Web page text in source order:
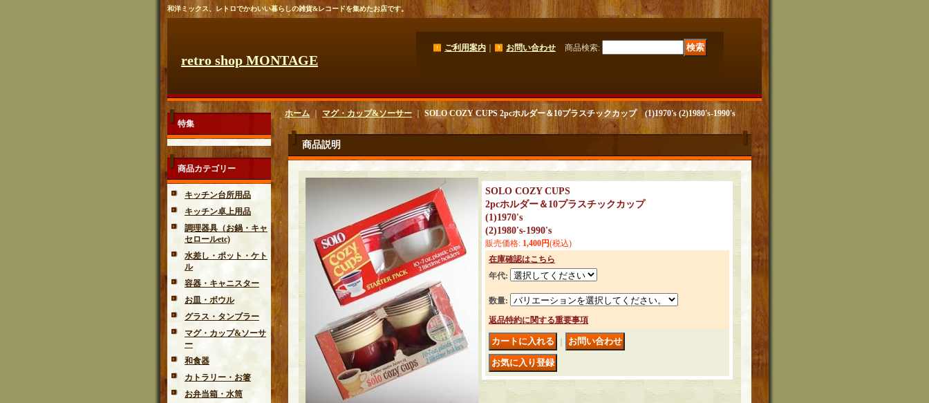
和洋ミックス、レトロでかわいい暮らしの雑貨&レコードを集めたお店です。
retro shop MONTAGE
ご利用案内 お問い合わせ 商品検索:
特集
商品カテゴリー
キッチン台所用品
キッチン卓上用品
調理器具（お鍋・キャ
セロールetc)
水差し・ポット・ケト
ル
容器・キャニスター
お皿・ボウル
グラス・タンブラー
マグ・カップ&ソーサ
ー
和食器
カトラリー・お箸
お弁当箱・水筒
ホーム｜ マグ・カップ&ソーサー｜ SOLO COZY CUPS 2pcホルダー＆10プラスチックカップ (1)1970's (2)1980's-1990's
商品説明
SOLO COZY CUPS
2pcホルダー＆10プラスチックカップ
(1)1970's
(2)1980's-1990's
販売価格: 1,400円(税込)
在庫確認はこちら
年代:
数量:
返品特約に関する重要事項